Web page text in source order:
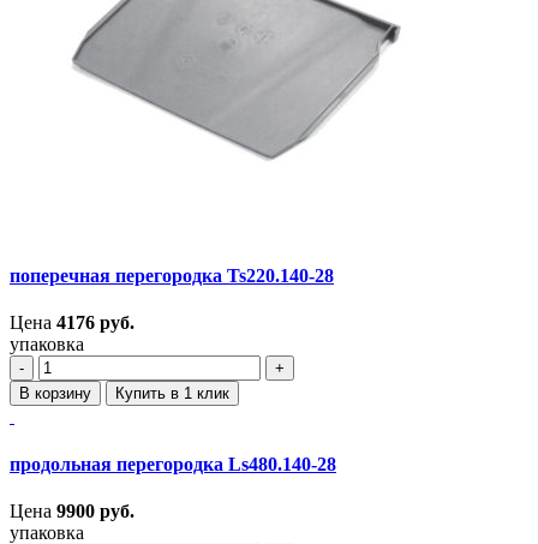
поперечная перегородка Ts220.140-28
Цена 4176 руб.
упаковка
‐
+
В корзину
Купить в 1 клик
продольная перегородка Ls480.140-28
Цена 9900 руб.
упаковка